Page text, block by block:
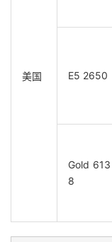
美国 E5 2650
Gold 613
8